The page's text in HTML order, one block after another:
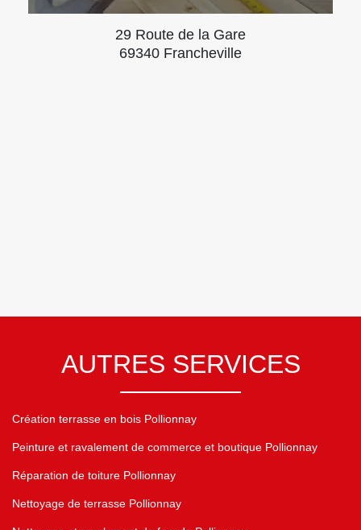
29 Route de la Gare
69340 Francheville
AUTRES SERVICES
Création terrasse en bois Pollionnay
Peinture et ravalement de commerce et boutique Pollionnay
Réparation de toiture Pollionnay
Nettoyage de terrasse Pollionnay